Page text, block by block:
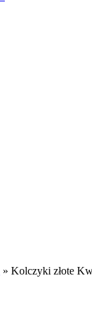
» Kolczyki złote